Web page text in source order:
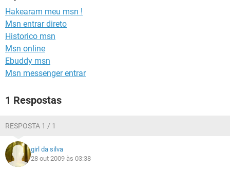
GUIA DE COMPRAS
Hakearam meu msn !
Msn entrar direto
Historico msn
Msn online
Ebuddy msn
Msn messenger entrar
1 Respostas
RESPOSTA 1 / 1
girl da silva
28 out 2009 às 03:38